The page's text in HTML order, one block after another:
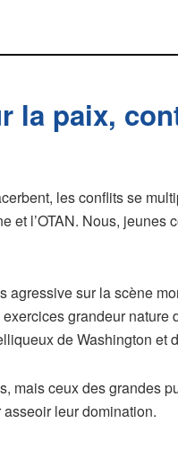
la paix,
les conflits se
et l’OTAN. Nous,
sur la scène
grandeur nature
de Washington et
mais ceux des grandes
leur domination.